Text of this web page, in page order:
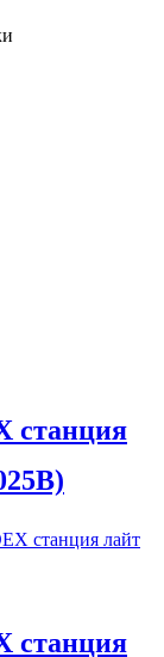
станция
станция